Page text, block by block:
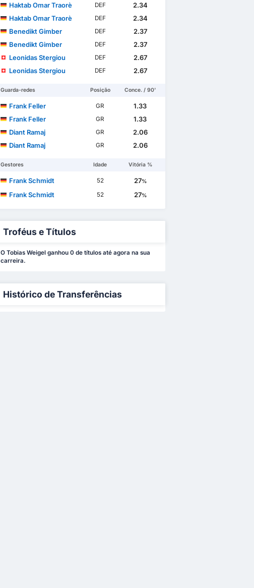
Haktab Omar Traorè
DEF
2.34
Haktab Omar Traorè
DEF
2.34
Benedikt Gimber
DEF
2.37
Benedikt Gimber
DEF
2.37
Leonidas Stergiou
DEF
2.67
Leonidas Stergiou
DEF 2.67
Guarda-redes Posição Conce. / 90'
Frank Feller GR
1.33
Frank Feller
GR
1.33
Diant Ramaj
GR
2.06
Diant Ramaj
GR 2.06
Gestores Idade Vitória %
Frank Schmidt 52 27%
Frank Schmidt 52 27%
Troféus e Títulos
O Tobias Weigel ganhou 0 de títulos até agora na sua
carreira.
Histórico de Transferências